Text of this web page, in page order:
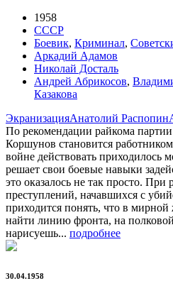
1958
СССР
Боевик, Криминал,
Аркадий Адамов
Николай Досталь
Андрей Абрикосов,
Казакова
ЭкранизацияАнатолий Распопин
По рекомендации райкома
Коршунов становится
войне действовать приходилось
решает свои боевые навыки
это оказалось не так просто. При
преступлений, начавшихся с
приходится понять, что в мирной
найти линию фронта, на
нарисуешь... подробнее
30.04.1958